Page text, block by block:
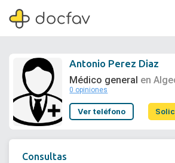
Soporte
Antonio Perez Diaz
Médico general en
0 opiniones
Ver teléfono
Consultas